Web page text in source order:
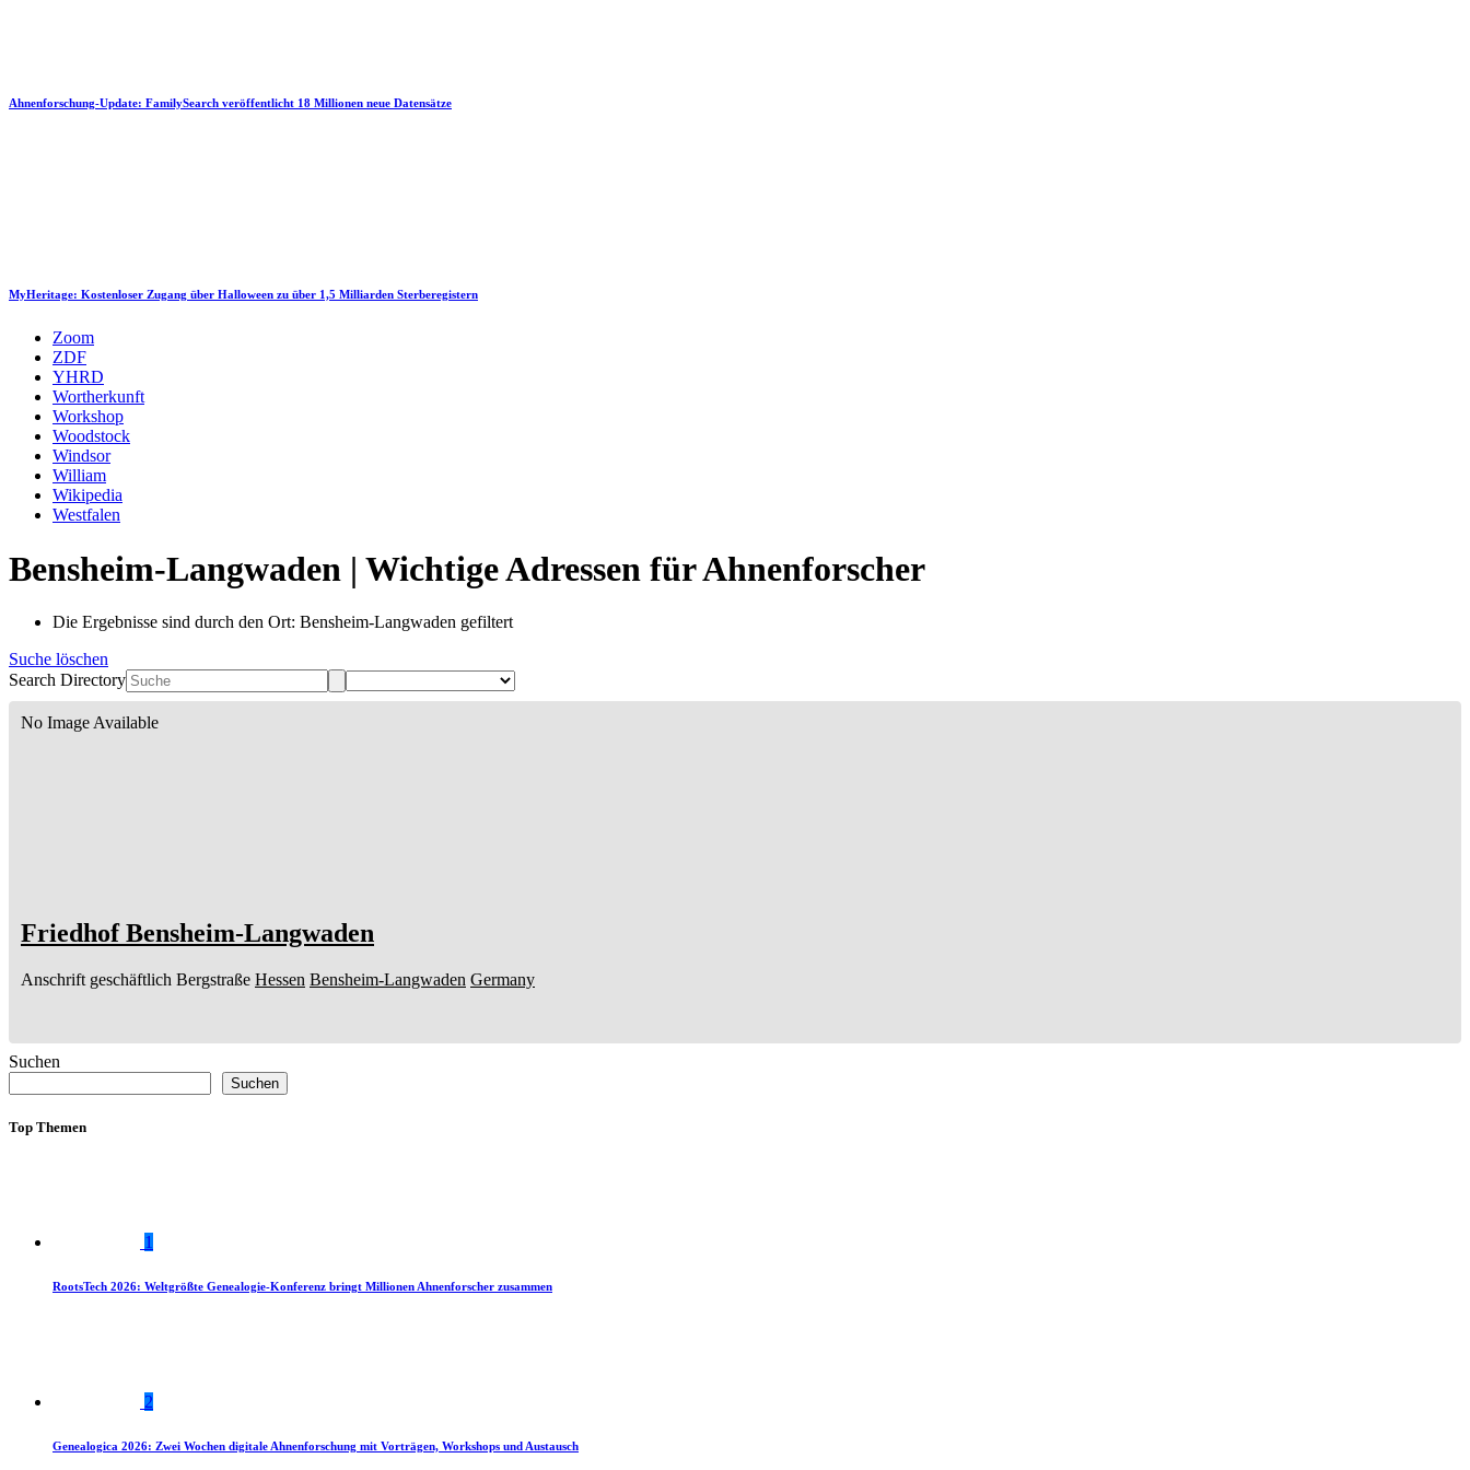
Ahnenforschung-Update: FamilySearch veröffentlicht 18 Millionen neue Datensätze
MyHeritage: Kostenloser Zugang über Halloween zu über 1,5 Milliarden Sterberegistern
Zoom
ZDF
YHRD
Wortherkunft
Workshop
Woodstock
Windsor
William
Wikipedia
Westfalen
Bensheim-Langwaden | Wichtige Adressen für Ahnenforscher
Die Ergebnisse sind durch den Ort: Bensheim-Langwaden gefiltert
Suche löschen
Search Directory
No Image Available
Friedhof Bensheim-Langwaden
Anschrift geschäftlich Bergstraße Hessen Bensheim-Langwaden Germany
Suchen
Suchen
Top Themen
1
RootsTech 2026: Weltgrößte Genealogie-Konferenz bringt Millionen Ahnenforscher zusammen
2
Genealogica 2026: Zwei Wochen digitale Ahnenforschung mit Vorträgen, Workshops und Austausch